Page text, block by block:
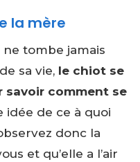
la mère
tombe jamais
sa vie, le chiot se
savoir comment se
idée de ce à quoi
donc la
et qu’elle a l’air